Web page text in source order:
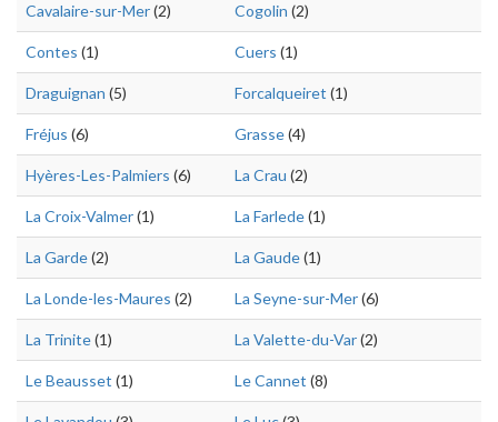
Cavalaire-sur-Mer(2) Cogolin (2)
Contes (1) Cuers (1)
Draguignan (5) Forcalqueiret (1)
Fréjus (6) Grasse(4)
Hyères-Les-Palmiers (6) La Crau (2)
La Croix-Valmer(1) La Farlede(1)
La Garde(2) La Gaude(1)
La Londe-les-Maures (2) La Seyne-sur-Mer(6)
La Trinite(1) La Valette-du-Var(2)
Le Beausset (1) Le Cannet (8)